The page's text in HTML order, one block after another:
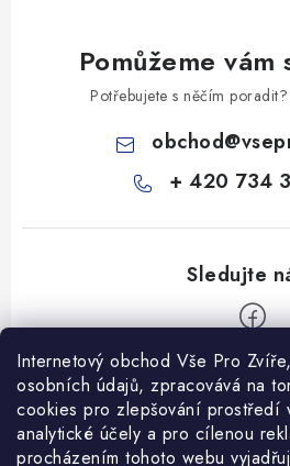
Internetový obchod Vše Pro
osobních údajů, zpracovává na
cookies pro zlepšování prostředí
analytické účely a pro cílenou
procházením tohoto webu
Pomůžeme vám
Potřebujete s něčím poradit?
obchod@
+ 420 734
Informace pro Vás